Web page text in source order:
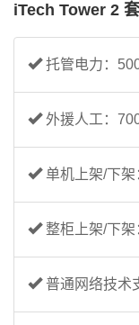
iTech Tower 2
托管电力：
外援人工：
单机上架/下架
整柜上架/下架
普通网络技术